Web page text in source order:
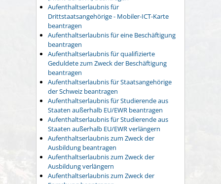
Aufenthaltserlaubnis für
Drittstaatsangehörige - Mobiler-ICT-Karte
beantragen
Aufenthaltserlaubnis für eine Beschäftigung
beantragen
Aufenthaltserlaubnis für qualifizierte
Geduldete zum Zweck der Beschäftigung
beantragen
Aufenthaltserlaubnis für Staatsangehörige
der Schweiz beantragen
Aufenthaltserlaubnis für Studierende aus
Staaten außerhalb EU/EWR beantragen
Aufenthaltserlaubnis für Studierende aus
Staaten außerhalb EU/EWR verlängern
Aufenthaltserlaubnis zum Zweck der
Ausbildung beantragen
Aufenthaltserlaubnis zum Zweck der
Ausbildung verlängern
Aufenthaltserlaubnis zum Zweck der